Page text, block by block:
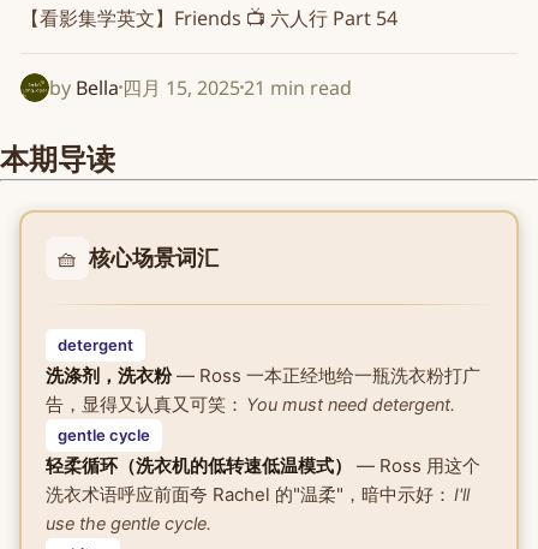
【看影集学英文】Friends 📺 六人行 Part 54
by Bella 四月 15, 202521 min read
本期导读
🧺 核心场景词汇
detergent
洗涤剂，洗衣粉— Ross 一本正经地给一瓶洗衣粉打广
告，显得又认真又可笑： You must need detergent.
gentle cycle
轻柔循环（洗衣机的低转速低温模式）
— Ross 用这个
洗衣术语呼应前面夸 Rachel 的"温柔"，暗中示好： I'll
use the gentle cycle.